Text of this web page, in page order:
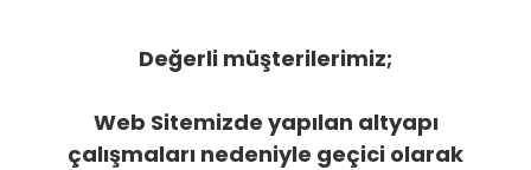
Değerli müşterilerimiz;
Web Sitemizde yapılan altyapı
çalışmaları nedeniyle geçici olarak